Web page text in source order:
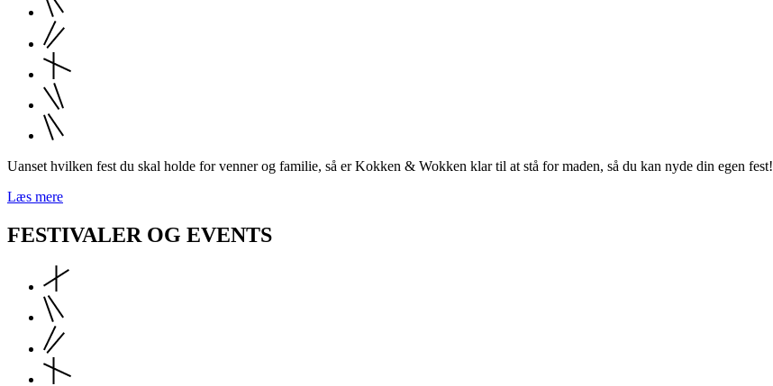
Uanset hvilken fest du skal holde for venner og familie, så er Kokken & Wokken klar til at stå for maden, så du kan nyde din egen fest!
Læs mere
FESTIVALER OG EVENTS